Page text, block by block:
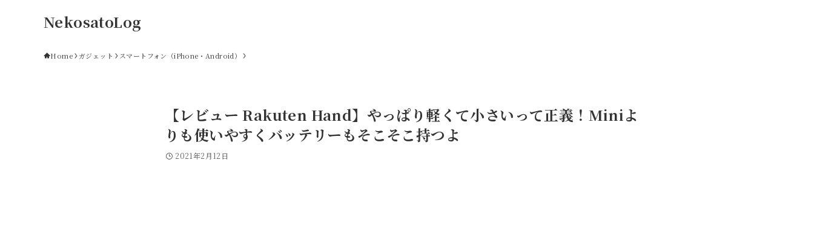
NekosatoLog
Home ガジェット スマートフォン（iPhone・Android）
【レビュー Rakuten Hand】やっぱり軽くて小さいって正義！Miniよ
りも使いやすくバッテリーもそこそこ持つよ
2021年2月12日